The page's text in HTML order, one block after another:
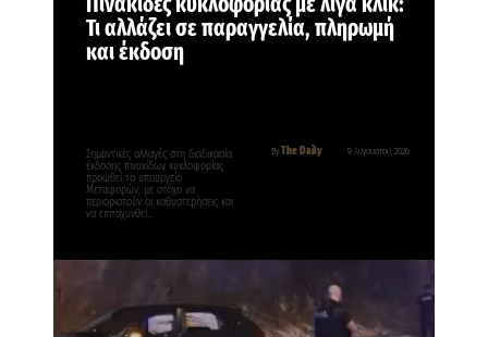
Τι αλλάζει σε παραγγελία, πληρωμή
και έκδοση
By The Daily 9 Αυγούστου, 2026
Σημαντικές αλλαγές στη διαδικασία
έκδοσης πινακίδων κυκλοφορίας
προωθεί το υπουργείο
Μεταφορών, με στόχο να
περιοριστούν οι καθυστερήσεις και
να επιταχυνθεί…